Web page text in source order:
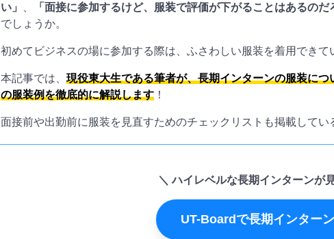
い」
「面接に参加するけど、服装で評価が下がることはあるのだ
でしょうか。
初めてビジネスの場に参加する際は、ふさわしい服装を着用できて
本記事では、 現役東大生である筆者が、長期インターンの服装に
の服装例を徹底的に解説します ！
面接前や出勤前に服装を見直すためのチェックリストも掲載してい
ハイレベルな長期インターンが
UT-Boardで長期インター